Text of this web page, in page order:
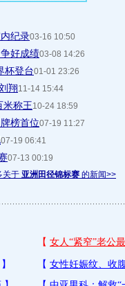
纪录03-16 10:50
好成绩03-08 14:26
杯登台01-01 23:26
翔11-14 15:44
米称王10-24 18:59
榜首位07-19 11:27
07-19 06:41
07-13 00:19
关于 亚洲田径锦标赛 的新闻>>